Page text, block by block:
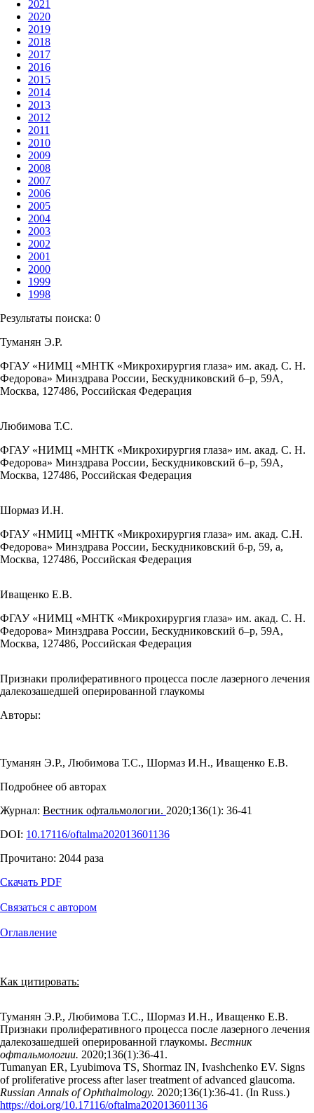
2021
2020
2019
2018
2017
2016
2015
2014
2013
2012
2011
2010
2009
2008
2007
2006
2005
2004
2003
2002
2001
2000
1999
1998
Результаты поиска: 0
Туманян Э.Р.
ФГАУ «НИМЦ «МНТК «Микрохирургия глаза» им. акад. С. Н.
Федорова» Минздрава России, Бескудниковский б–р, 59А,
Москва, 127486, Российская Федерация
Любимова Т.С.
ФГАУ «НИМЦ «МНТК «Микрохирургия глаза» им. акад. С. Н.
Федорова» Минздрава России, Бескудниковский б–р, 59А,
Москва, 127486, Российская Федерация
Шормаз И.Н.
ФГАУ «НМИЦ «МНТК «Микрохирургия глаза» им. акад. С.Н.
Федорова» Минздрава России, Бескудниковский б-р, 59, а,
Москва, 127486, Российская Федерация
Иващенко Е.В.
ФГАУ «НИМЦ «МНТК «Микрохирургия глаза» им. акад. С. Н.
Федорова» Минздрава России, Бескудниковский б–р, 59А,
Москва, 127486, Российская Федерация
Признаки пролиферативного процесса после лазерного лечения
далекозашедшей оперированной глаукомы
Авторы:
Туманян Э.Р., Любимова Т.С., Шормаз И.Н., Иващенко Е.В.
Подробнее об авторах
Журнал: Вестник офтальмологии. 2020;136(1): 36‑41
DOI: 10.17116/oftalma202013601136
Прочитано: 2044 раза
Скачать PDF
Связаться с автором
Оглавление
Как цитировать:
Туманян Э.Р., Любимова Т.С., Шормаз И.Н., Иващенко Е.В.
Признаки пролиферативного процесса после лазерного лечения
далекозашедшей оперированной глаукомы. Вестник
офтальмологии. 2020;136(1):36‑41.
Tumanyan ER, Lyubimova TS, Shormaz IN, Ivashchenko EV. Signs
of proliferative process after laser treatment of advanced glaucoma.
Russian Annals of Ophthalmology. 2020;136(1):36‑41. (In Russ.)
https://doi.org/10.17116/oftalma202013601136